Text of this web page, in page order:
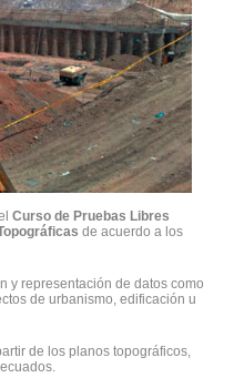
Curso de Pruebas Libres
de acuerdo a los
y representación de datos como
de urbanismo, edificación u
de los planos topográficos,